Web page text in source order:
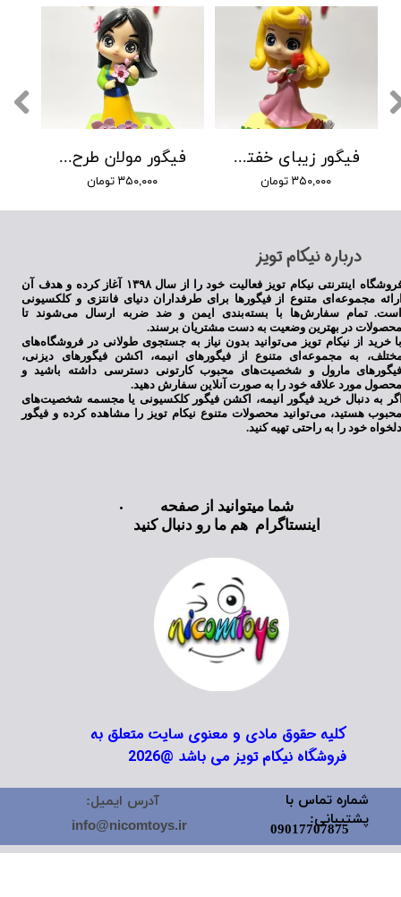
فیگور مولان طرح جدید
۳۵۰,۰۰۰ تومان
فیگور زیبای خفته آرورا طرح جدید
۳۵۰,۰۰۰ تومان
​درباره نیکام تویز
فروشگاه اینترنتی نیکام تویز فعالیت خود را از سال ۱۳۹۸ آغاز کرده و هدف آن
مجموعه‌ای متنوع از فیگورها برای طرفداران دنیای فانتزی و کلکسیونی
تمام سفارش‌ها با بسته‌بندی ایمن و ضد ضربه ارسال می‌شوند تا
در بهترین وضعیت به دست مشتریان برسند.
خرید از نیکام تویز می‌توانید بدون نیاز به جستجوی طولانی در فروشگاه‌های
به مجموعه‌ای متنوع از فیگورهای انیمه، اکشن فیگورهای دیزنی،
مارول و شخصیت‌های محبوب کارتونی دسترسی داشته باشید و
مورد علاقه خود را به صورت آنلاین سفارش دهید.
به دنبال خرید فیگور انیمه، اکشن فیگور کلکسیونی یا مجسمه شخصیت‌های
هستید، می‌توانید محصولات متنوع نیکام تویز را مشاهده کرده و فیگور
خود را به راحتی تهیه کنید.
کلیه حقوق مادی و معنوی سایت متعلق به
فروشگاه نیکام تویز می باشد @2026
شما میتوانید از صفحه
اینستاگرام هم ما رو دنبال کنید
شماره تماس با
پشتیبانی:
09017707875
آدرس ایمیل:
info@nicomtoys.ir